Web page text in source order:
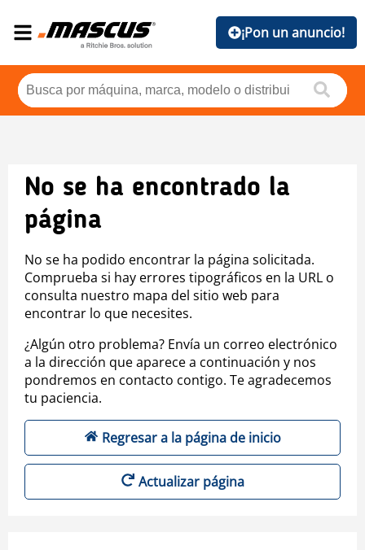
¡Pon un anuncio!
No se ha encontrado la
página
No se ha podido encontrar la página solicitada.
Comprueba si hay errores tipográficos en la URL o
consulta nuestro mapa del sitio web para
encontrar lo que necesites.
¿Algún otro problema? Envía un correo electrónico
a la dirección que aparece a continuación y nos
pondremos en contacto contigo. Te agradecemos
tu paciencia.
Regresar a la página de inicio
Actualizar página